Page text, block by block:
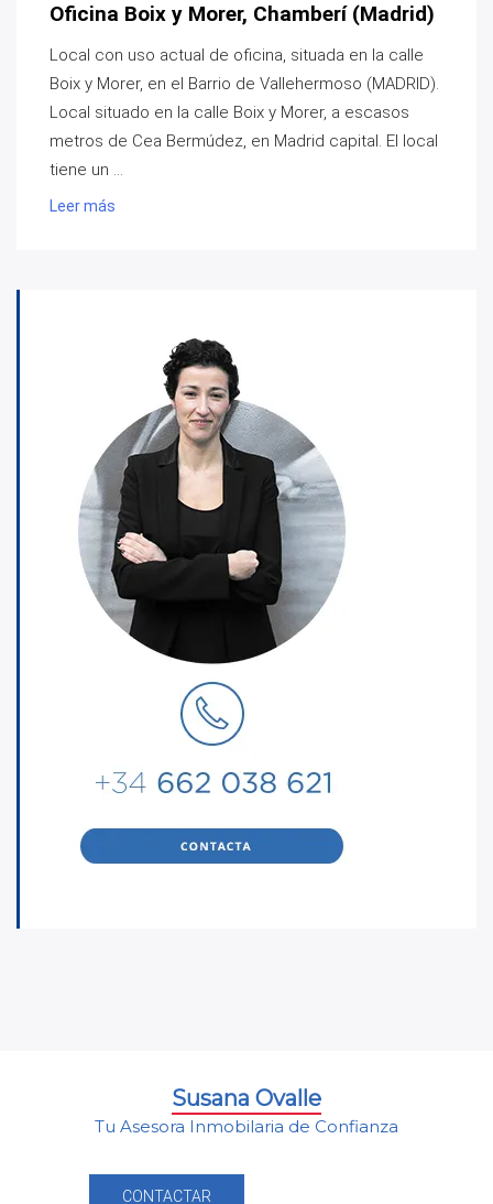
Oficina Boix y Morer, Chamberí (Madrid)
Local con uso actual de oficina, situada en la calle
Boix y Morer, en el Barrio de Vallehermoso (MADRID).
Local situado en la calle Boix y Morer, a escasos
metros de Cea Bermúdez, en Madrid capital. El local
tiene un ...
Leer más
Susana Ovalle
Tu Asesora Inmobilaria de Confianza
CONTACTAR